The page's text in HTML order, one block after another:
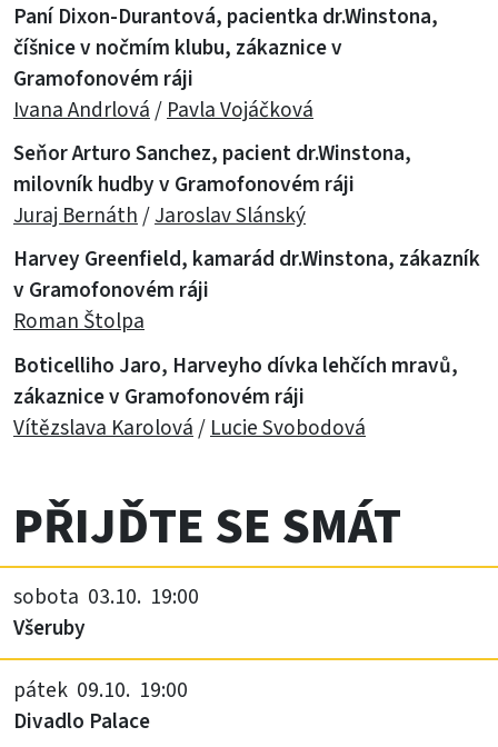
Paní Dixon-Durantová, pacientka dr.Winstona,
číšnice v nočmím klubu, zákaznice v
Gramofonovém ráji
Ivana Andrlová/Pavla Vojáčková
Seňor Arturo Sanchez, pacient dr.Winstona,
milovník hudby v Gramofonovém ráji
Juraj Bernáth/Jaroslav Slánský
Harvey Greenfield, kamarád dr.Winstona, zákazník
v Gramofonovém ráji
Roman Štolpa
Boticelliho Jaro, Harveyho dívka lehčích mravů,
zákaznice v Gramofonovém ráji
Vítězslava Karolová/Lucie Svobodová
PŘIJĎTE SE SMÁT
sobota 03.10. 19:00
Všeruby
pátek 09.10. 19:00
Divadlo Palace